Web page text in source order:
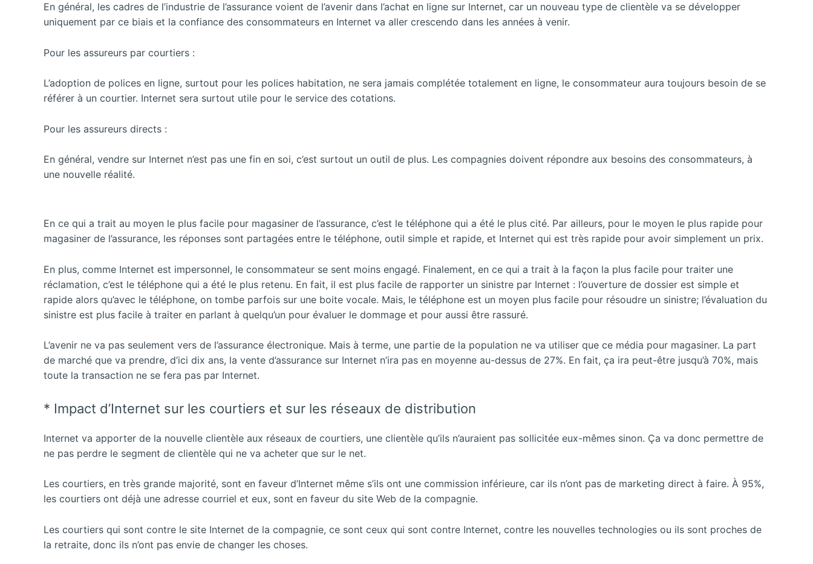
En général, les cadres de l’industrie de l’assurance voient de l’avenir dans l’achat en ligne sur Internet, car un nouveau type de clientèle va se développer
uniquement par ce biais et la confiance des consommateurs en Internet va aller crescendo dans les années à venir.
Pour les assureurs par courtiers :
L’adoption de polices en ligne, surtout pour les polices habitation, ne sera jamais complétée totalement en ligne, le consommateur aura toujours besoin de se
référer à un courtier. Internet sera surtout utile pour le service des cotations.
Pour les assureurs directs :
En général, vendre sur Internet n’est pas une fin en soi, c’est surtout un outil de plus. Les compagnies doivent répondre aux besoins des consommateurs, à
une nouvelle réalité.
En ce qui a trait au moyen le plus facile pour magasiner de l’assurance, c’est le téléphone qui a été le plus cité. Par ailleurs, pour le moyen le plus rapide pour
magasiner de l’assurance, les réponses sont partagées entre le téléphone, outil simple et rapide, et Internet qui est très rapide pour avoir simplement un prix.
En plus, comme Internet est impersonnel, le consommateur se sent moins engagé. Finalement, en ce qui a trait à la façon la plus facile pour traiter une
réclamation, c’est le téléphone qui a été le plus retenu. En fait, il est plus facile de rapporter un sinistre par Internet : l’ouverture de dossier est simple et
rapide alors qu’avec le téléphone, on tombe parfois sur une boite vocale. Mais, le téléphone est un moyen plus facile pour résoudre un sinistre; l’évaluation du
sinistre est plus facile à traiter en parlant à quelqu’un pour évaluer le dommage et pour aussi être rassuré.
L’avenir ne va pas seulement vers de l’assurance électronique. Mais à terme, une partie de la population ne va utiliser que ce média pour magasiner. La part
de marché que va prendre, d’ici dix ans, la vente d’assurance sur Internet n’ira pas en moyenne au-dessus de 27%. En fait, ça ira peut-être jusqu’à 70%, mais
toute la transaction ne se fera pas par Internet.
* Impact d’Internet sur les courtiers et sur les réseaux de distribution
Internet va apporter de la nouvelle clientèle aux réseaux de courtiers, une clientèle qu’ils n’auraient pas sollicitée eux-mêmes sinon. Ça va donc permettre de
ne pas perdre le segment de clientèle qui ne va acheter que sur le net.
Les courtiers, en très grande majorité, sont en faveur d’Internet même s’ils ont une commission inférieure, car ils n’ont pas de marketing direct à faire. À 95%,
les courtiers ont déjà une adresse courriel et eux, sont en faveur du site Web de la compagnie.
Les courtiers qui sont contre le site Internet de la compagnie, ce sont ceux qui sont contre Internet, contre les nouvelles technologies ou ils sont proches de
la retraite, donc ils n’ont pas envie de changer les choses.